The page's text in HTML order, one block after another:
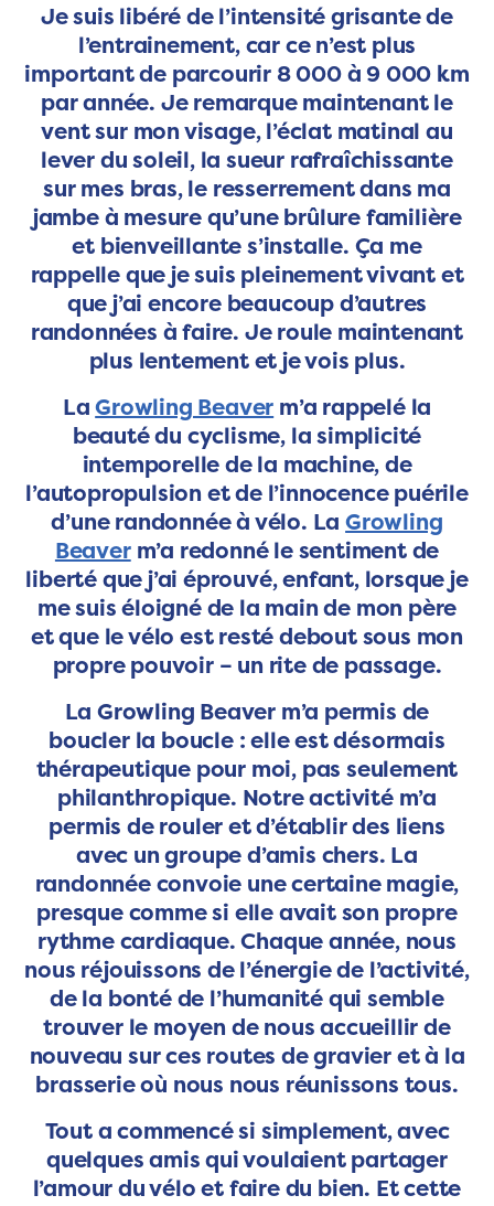
Je suis libéré de l’intensité grisante de
l’entrainement, car ce n’est plus
important de parcourir 8 000 à 9 000 km
par année. Je remarque maintenant le
vent sur mon visage, l’éclat matinal au
lever du soleil, la sueur rafraîchissante
sur mes bras, le resserrement dans ma
jambe à mesure qu’une brûlure familière
et bienveillante s’installe. Ça me
rappelle que je suis pleinement vivant et
que j’ai encore beaucoup d’autres
randonnées à faire. Je roule maintenant
plus lentement et je vois plus.
LaGrowling Beaver m’a rappelé la
beauté du cyclisme, la simplicité
intemporelle de la machine, de
l’autopropulsion et de l’innocence puérile
d’une randonnée à vélo. LaGrowling
Beaverm’a redonné le sentiment de
liberté que j’ai éprouvé, enfant, lorsque je
me suis éloigné de la main de mon père
et que le vélo est resté debout sous mon
propre pouvoir – un rite de passage.
La Growling Beaver m’a permis de
boucler la boucle : elle est désormais
thérapeutique pour moi, pas seulement
philanthropique. Notre activité m’a
permis de rouler et d’établir des liens
avec un groupe d’amis chers. La
randonnée convoie une certaine magie,
presque comme si elle avait son propre
rythme cardiaque. Chaque année, nous
nous réjouissons de l’énergie de l’activité,
de la bonté de l’humanité qui semble
trouver le moyen de nous accueillir de
nouveau sur ces routes de gravier et à la
brasserie où nous nous réunissons tous.
Tout a commencé si simplement, avec
quelques amis qui voulaient partager
l’amour du vélo et faire du bien. Et cette